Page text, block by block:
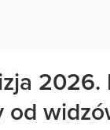
2026.
od